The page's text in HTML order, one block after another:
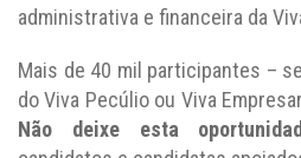
administrativa e financeira da
Mais de 40 mil participantes –
do Viva Pecúlio ou Viva
Não deixe esta